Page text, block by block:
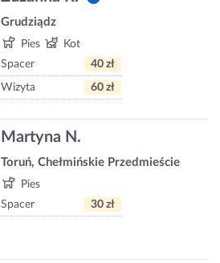
Grudziądz
Pies
Kot
Spacer
40 zł
Wizyta 60 zł
Martyna N.
Toruń, Chełmińskie Przedmieście
Pies
Spacer
30 zł